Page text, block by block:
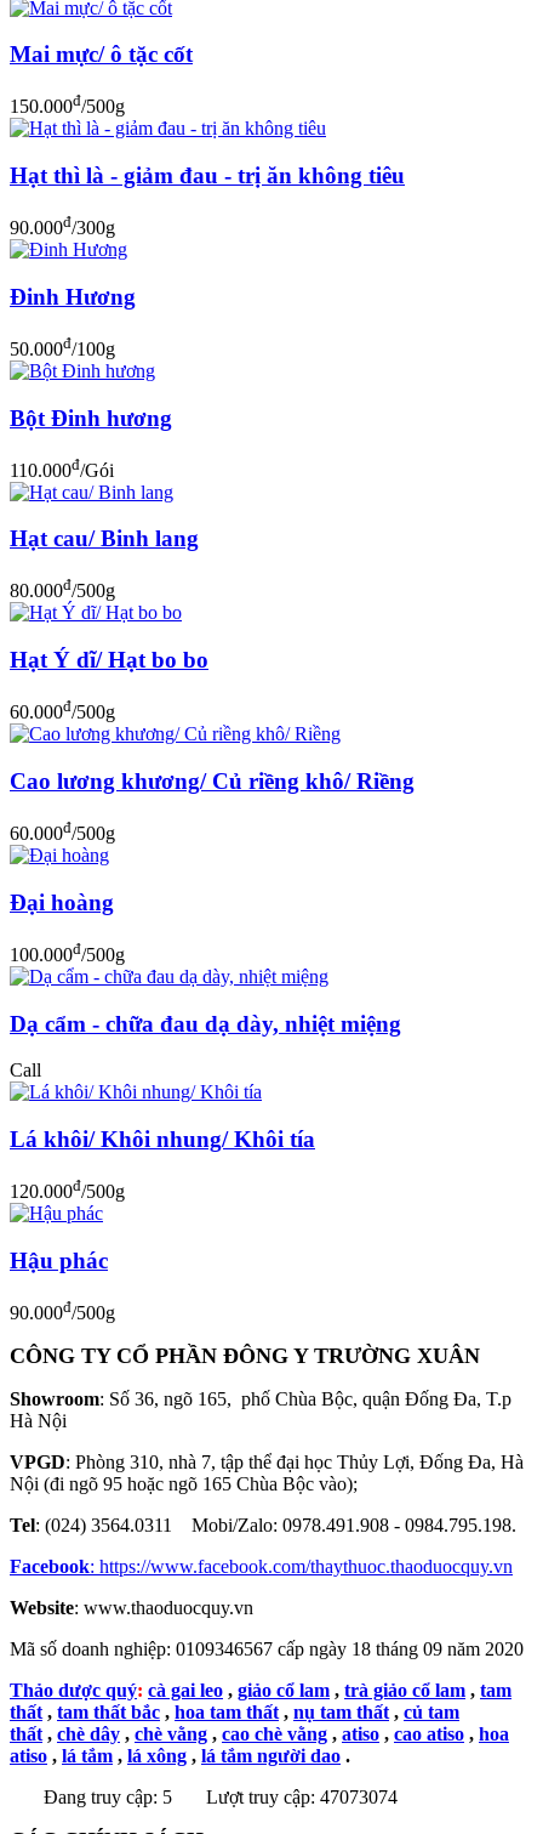
Mai mực/ ô tặc cốt
150.000đ/500g
Hạt thì là - giảm đau - trị ăn không tiêu
90.000đ/300g
Đinh Hương
50.000đ/100g
Bột Đinh hương
110.000đ/Gói
Hạt cau/ Binh lang
80.000đ/500g
Hạt Ý dĩ/ Hạt bo bo
60.000đ/500g
Cao lương khương/ Củ riềng khô/ Riềng
60.000đ/500g
Đại hoàng
100.000đ/500g
Dạ cẩm - chữa đau dạ dày, nhiệt miệng
Call
Lá khôi/ Khôi nhung/ Khôi tía
120.000đ/500g
Hậu phác
90.000đ/500g
CÔNG TY CỔ PHẦN ĐÔNG Y TRƯỜNG XUÂN
Showroom: Số 36, ngõ 165, phố Chùa Bộc, quận Đống Đa, T.p
Hà Nội
VPGD: Phòng 310, nhà 7, tập thể đại học Thủy Lợi, Đống Đa, Hà
Nội (đi ngõ 95 hoặc ngõ 165 Chùa Bộc vào);
Tel: (024) 3564.0311 Mobi/Zalo: 0978.491.908 - 0984.795.198.
Facebook: https://www.facebook.com/thaythuoc.thaoduocquy.vn
Website: www.thaoduocquy.vn
Mã số doanh nghiệp: 0109346567 cấp ngày 18 tháng 09 năm 2020
Thảo dược quý: cà gai leo , giảo cổ lam , trà giảo cổ lam , tam
thất , tam thất bắc , hoa tam thất , nụ tam thất , củ tam
thất , chè dây , chè vằng , cao chè vằng , atiso , cao atiso , hoa
atiso , lá tắm , lá xông , lá tắm người dao .
Đang truy cập: 5
Lượt truy cập: 47073074